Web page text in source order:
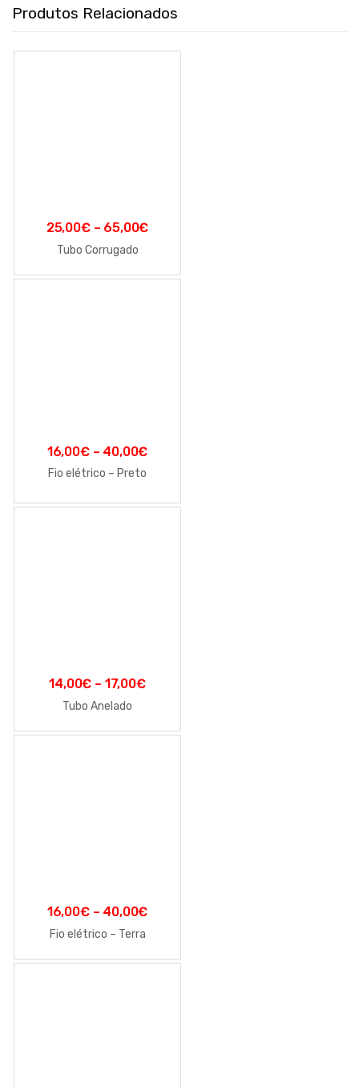
Produtos Relacionados
25,00€– 65,00€
Tubo Corrugado
16,00€– 40,00€
Fio elétrico – Preto
14,00€ – 17,00€
Tubo Anelado
16,00€– 40,00€
Fio elétrico – Terra